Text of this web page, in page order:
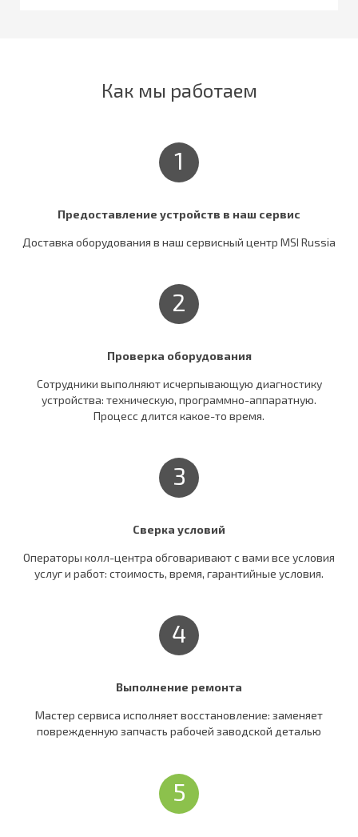
Как мы работаем
1
Предоставление устройств в наш сервис
Доставка оборудования в наш сервисный центр MSI Russia
2
Проверка оборудования
Сотрудники выполняют исчерпывающую диагностику
устройства: техническую, программно-аппаратную.
Процесс длится какое-то время.
3
Сверка условий
Операторы колл-центра обговаривают c вами все условия
услуг и работ: стоимость, время, гарантийные условия.
4
Выполнение ремонта
Мастер сервиса исполняет восстановление: заменяет
поврежденную запчасть рабочей заводской деталью
5